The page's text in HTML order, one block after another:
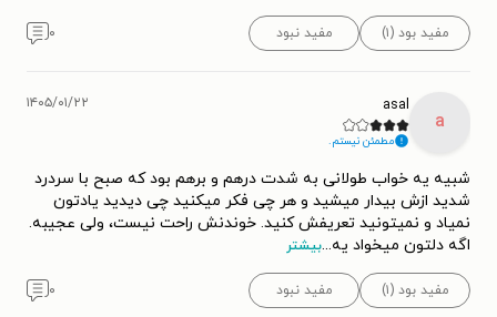
مفید بود (۱) مفید نبود ۰
a
asal
مطمئن نیستم.
۱۴۰۵/۰۱/۲۲
شبیه یه خواب طولانی به شدت درهم و برهم بود که صبح با سردرد
شدید ازش بیدار میشید و هر چی فکر میکنید چی دیدید یادتون
نمیاد و نمیتونید تعریفش کنید. خوندنش راحت نیست، ولی عجیبه.
اگه دلتون میخواد یه...بیشتر
مفید بود (۱) مفید نبود ۰